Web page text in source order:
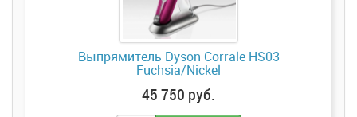
Выпрямитель Dyson Corrale HS03
Fuchsia/Nickel
45 750 руб.